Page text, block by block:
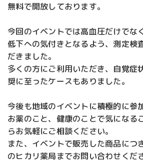
無料で開放しております。
今回のイベントでは高血圧だけでな
低下への気付きとなるよう、測定検
だきました。
多くの方にご利用いただき、自覚症
奨に至ったケースもありました。
今後も地域のイベントに積極的に参
お薬のこと、健康のことで気になる
らお気軽にご相談ください。
また、イベントで販売した商品につ
のヒカリ薬局までお問い合わせくだ